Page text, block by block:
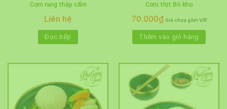
Cơm rang thập cẩm
Liên hệ
Đọc tiếp
Cơm thịt Bò kho
70.000₫ Giá chưa gồm VAT
Thêm vào giỏ hàng